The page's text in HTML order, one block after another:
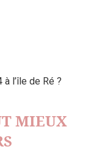
l’île de Ré ?
MIEUX